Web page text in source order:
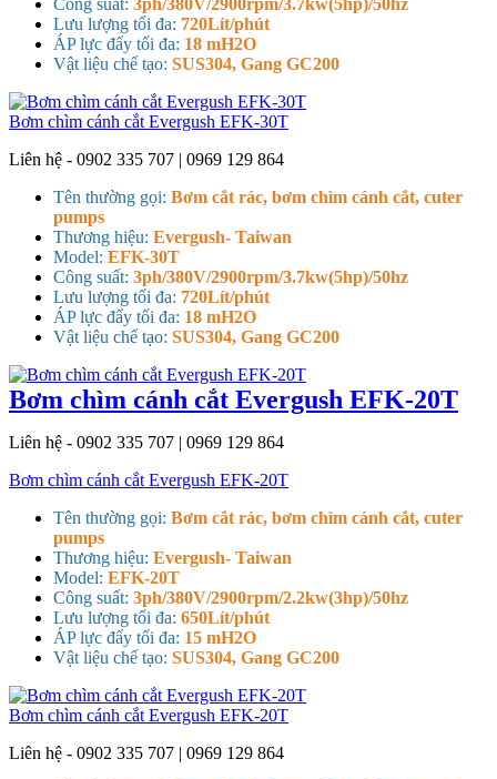
Lưu lượng tối đa: 720Lít/phút
ÁP lực đẩy tối đa: 18 mH2O
Vật liệu chế tạo: SUS304, Gang GC200
Bơm chìm cánh cắt Evergush EFK-30T
Liên hệ - 0902 335 707 | 0969 129 864
Tên thường gọi: Bơm cắt rác, bơm chìm cánh cắt, cuter
pumps
Thương hiệu: Evergush- Taiwan
Model: EFK-30T
Công suất: 3ph/380V/2900rpm/3.7kw(5hp)/50hz
Lưu lượng tối đa: 720Lít/phút
ÁP lực đẩy tối đa: 18 mH2O
Vật liệu chế tạo: SUS304, Gang GC200
Bơm chìm cánh cắt Evergush EFK-20T
Liên hệ - 0902 335 707 | 0969 129 864
Bơm chìm cánh cắt Evergush EFK-20T
Tên thường gọi: Bơm cắt rác, bơm chìm cánh cắt, cuter
pumps
Thương hiệu: Evergush- Taiwan
Model: EFK-20T
Công suất: 3ph/380V/2900rpm/2.2kw(3hp)/50hz
Lưu lượng tối đa: 650Lít/phút
ÁP lực đẩy tối đa: 15 mH2O
Vật liệu chế tạo: SUS304, Gang GC200
Bơm chìm cánh cắt Evergush EFK-20T
Liên hệ - 0902 335 707 | 0969 129 864